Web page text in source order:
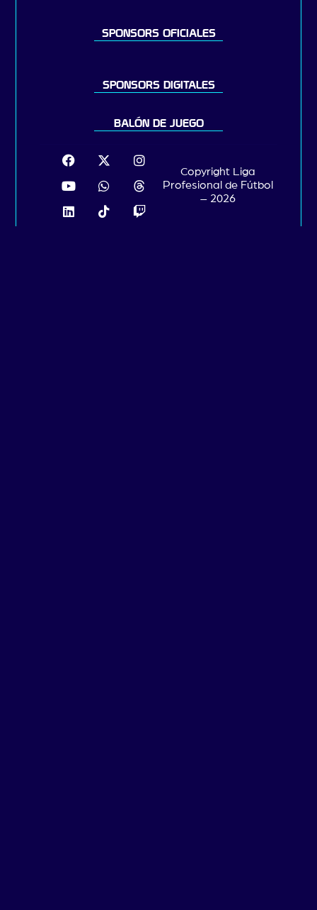
SPONSORS OFICIALES
SPONSORS DIGITALES
BALÓN DE JUEGO
Copyright Liga
Profesional de Fútbol
– 2026